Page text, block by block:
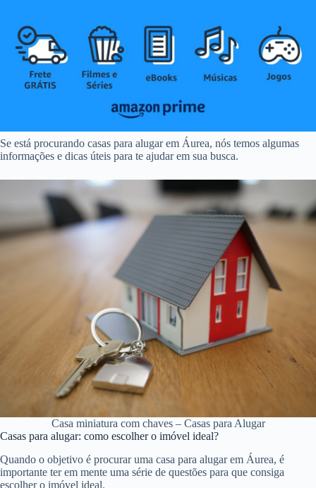
Se está procurando casas para alugar em Áurea, nós temos algumas
informações e dicas úteis para te ajudar em sua busca.
Casa miniatura com chaves – Casas para Alugar
Casas para alugar: como escolher o imóvel ideal?
Quando o objetivo é procurar uma casa para alugar em Áurea, é
importante ter em mente uma série de questões para que consiga
escolher o imóvel ideal.